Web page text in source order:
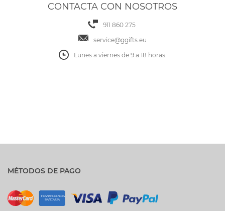
CONTACTA CON NOSOTROS
911 860 275
service@ggifts.eu
Lunes a viernes de 9 a 18 horas.
MÉTODOS DE PAGO